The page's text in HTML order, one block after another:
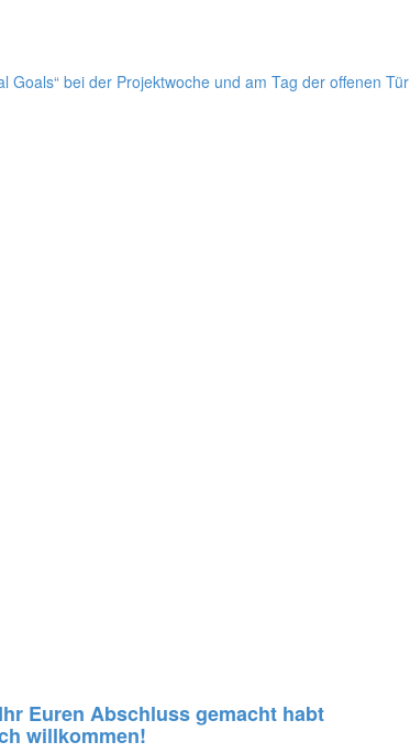
bei der Projektwoche und am Tag der offenen Tür
Euren Abschluss gemacht habt
willkommen!